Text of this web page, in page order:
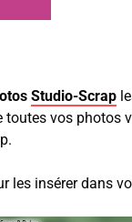
Studio-Scrap
vos photos
les insérer dans